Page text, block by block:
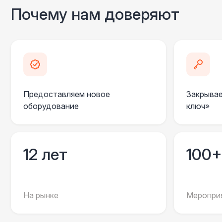
Почему нам доверяют
Предоставляем новое
оборудование
ключ»
12 лет
На рынке
100+